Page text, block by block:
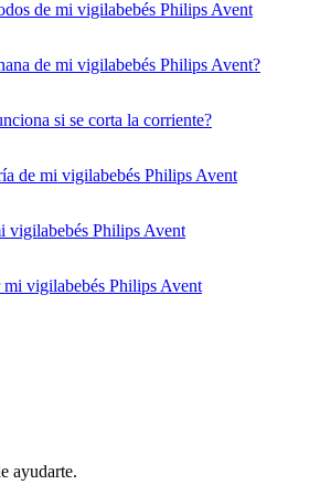
de mi vigilabebés Philips Avent
de mi vigilabebés Philips Avent?
si se corta la corriente?
de mi vigilabebés Philips Avent
vigilabebés Philips Avent
mi vigilabebés Philips Avent
ayudarte.